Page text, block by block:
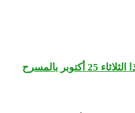
” إيماءات” عرض كوريغرافي هذا الثلاثاء 25 أكتوبر بالمسرح